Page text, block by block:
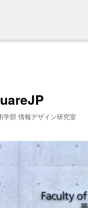
学部 情報デザイン研究室